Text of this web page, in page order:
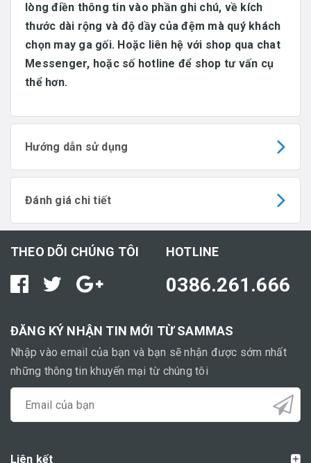
lòng điền thông tin vào phần ghi chú, về kích
thước dài rộng và độ dầy của đệm mà quý khách
chọn may ga gối. Hoặc liên hệ với shop qua chat
Messenger, hoặc số hotline để shop tư vấn cụ
thể hơn.
Hướng dẫn sử dụng
Đánh giá chi tiết
THEO DÕI CHÚNG TÔI HOTLINE
0386.261.666
ĐĂNG KÝ NHẬN TIN MỚI TỪ SAMMAS
Nhập vào email của bạn và bạn sẽ nhận được sớm nhất
những thông tin khuyến mại từ chúng tôi
Liên kết